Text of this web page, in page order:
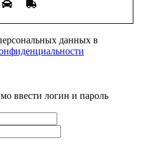
данных в
ввести логин и пароль